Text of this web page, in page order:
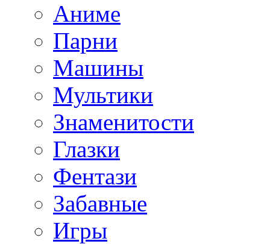
Аниме
Парни
Машины
Мультики
Знаменитости
Глазки
Фентази
Забавные
Игры